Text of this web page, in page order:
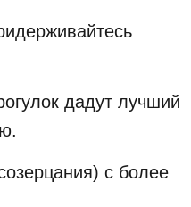
дадут лучший
с более